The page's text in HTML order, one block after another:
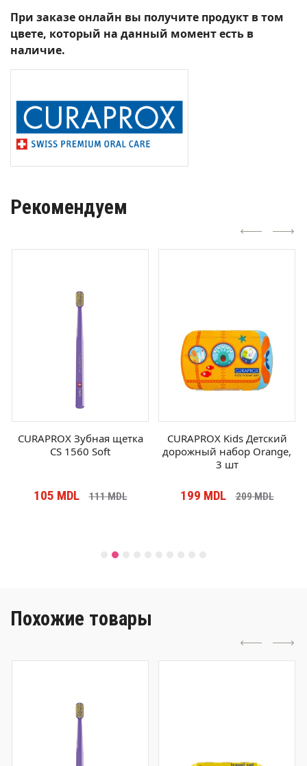
При заказе онлайн вы получите продукт в том
цвете, который на данный момент есть в
наличие.
Рекомендуем
CURAPROX Зубная щетка
CS 1560 Soft
105 MDL 111MDL
CURAPROX Kids Детский
дорожный набор Orange,
3 шт
199 MDL 209MDL
Похожие товары